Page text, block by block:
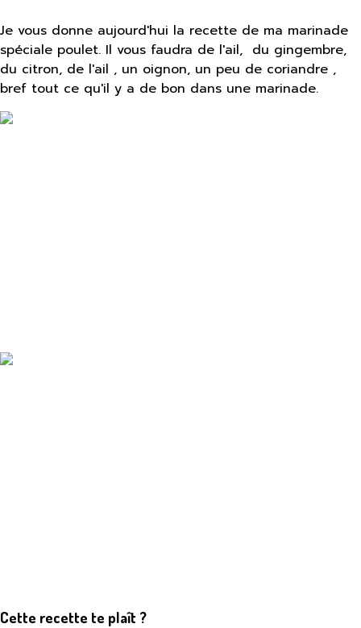
Je vous donne aujourd'hui la recette de ma marinade
spéciale poulet. Il vous faudra de l'ail, du gingembre,
du citron, de l'ail , un oignon, un peu de coriandre ,
bref tout ce qu'il y a de bon dans une marinade.
Cette recette te plaît ?